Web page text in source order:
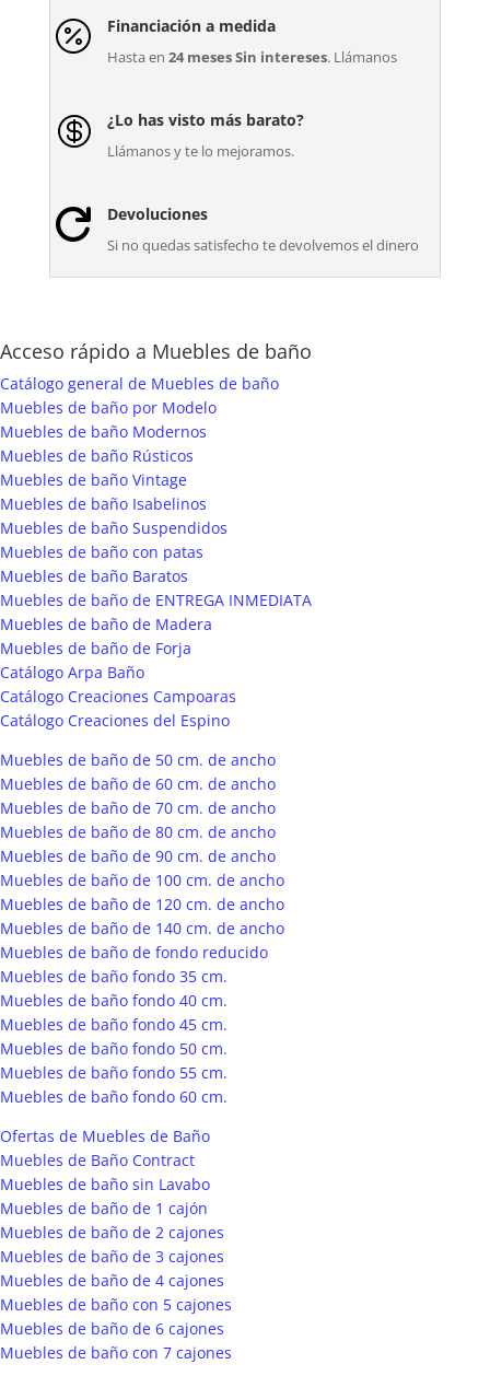
 Financiación a medida
Hasta en 24 meses Sin intereses. Llámanos
 ¿Lo has visto más barato?
Llámanos y te lo mejoramos.
 Devoluciones
Si no quedas satisfecho te devolvemos el dinero
Acceso rápido a Muebles de baño
Catálogo general de Muebles de baño
Muebles de baño por Modelo
Muebles de baño Modernos
Muebles de baño Rústicos
Muebles de baño Vintage
Muebles de baño Isabelinos
Muebles de baño Suspendidos
Muebles de baño con patas
Muebles de baño Baratos
Muebles de baño de ENTREGA INMEDIATA
Muebles de baño de Madera
Muebles de baño de Forja
Catálogo Arpa Baño
Catálogo Creaciones Campoaras
Catálogo Creaciones del Espino
Muebles de baño de 50 cm. de ancho
Muebles de baño de 60 cm. de ancho
Muebles de baño de 70 cm. de ancho
Muebles de baño de 80 cm. de ancho
Muebles de baño de 90 cm. de ancho
Muebles de baño de 100 cm. de ancho
Muebles de baño de 120 cm. de ancho
Muebles de baño de 140 cm. de ancho
Muebles de baño de fondo reducido
Muebles de baño fondo 35 cm.
Muebles de baño fondo 40 cm.
Muebles de baño fondo 45 cm.
Muebles de baño fondo 50 cm.
Muebles de baño fondo 55 cm.
Muebles de baño fondo 60 cm.
Ofertas de Muebles de Baño
Muebles de Baño Contract
Muebles de baño sin Lavabo
Muebles de baño de 1 cajón
Muebles de baño de 2 cajones
Muebles de baño de 3 cajones
Muebles de baño de 4 cajones
Muebles de baño con 5 cajones
Muebles de baño de 6 cajones
Muebles de baño con 7 cajones